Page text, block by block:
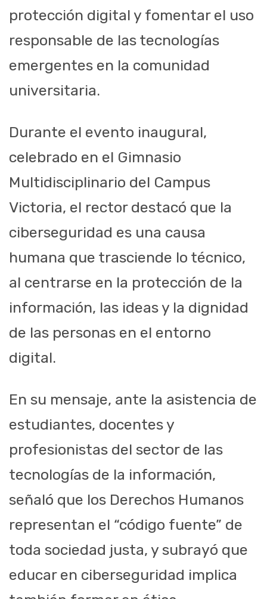
protección digital y fomentar el uso
responsable de las tecnologías
emergentes en la comunidad
universitaria.
Durante el evento inaugural,
celebrado en el Gimnasio
Multidisciplinario del Campus
Victoria, el rector destacó que la
ciberseguridad es una causa
humana que trasciende lo técnico,
al centrarse en la protección de la
información, las ideas y la dignidad
de las personas en el entorno
digital.
En su mensaje, ante la asistencia de
estudiantes, docentes y
profesionistas del sector de las
tecnologías de la información,
señaló que los Derechos Humanos
representan el “código fuente” de
toda sociedad justa, y subrayó que
educar en ciberseguridad implica